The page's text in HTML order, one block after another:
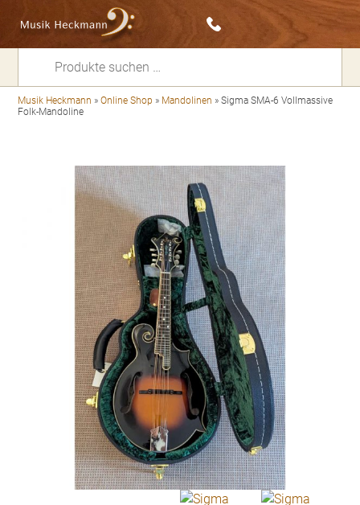
Musik Heckmann »Online Shop » Mandolinen »Sigma SMA-6 Vollmassive
Folk-Mandoline